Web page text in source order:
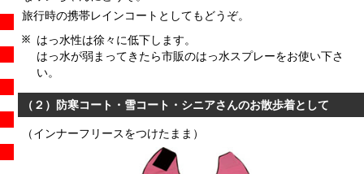
旅行時の携帯レインコートとしてもどうぞ。
はっ水性は徐々に低下します。
はっ水が弱まってきたら市販のはっ水スプレーをお使い下さ
い。
（２）防寒コート・雪コート・シニアさんのお散歩着として
（インナーフリースをつけたまま）